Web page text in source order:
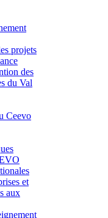
projets
des
du Val
Ceevo
et
aux